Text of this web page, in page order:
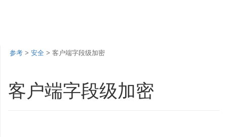
参考 > 安全 > 客户端字段级加密
客户端字段级加密